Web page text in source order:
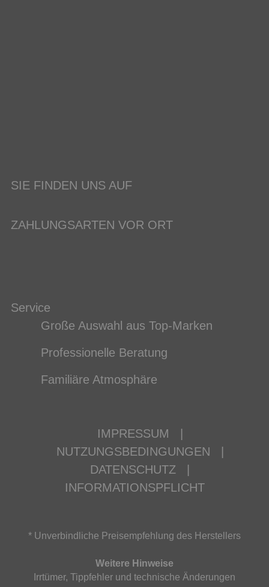
SIE FINDEN UNS AUF
ZAHLUNGSARTEN VOR ORT
Service
Große Auswahl aus Top-Marken
Professionelle Beratung
Familiäre Atmosphäre
IMPRESSUM
NUTZUNGSBEDINGUNGEN
DATENSCHUTZ
INFORMATIONSPFLICHT
* Unverbindliche Preisempfehlung des Herstellers
Weitere Hinweise
Irrtümer, Tippfehler und technische Änderungen